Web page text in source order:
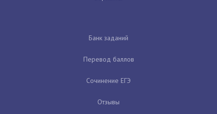
Банк заданий
Перевод баллов
Сочинение ЕГЭ
Отзывы